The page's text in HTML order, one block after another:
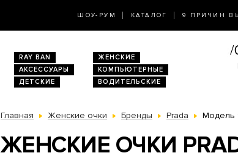
ШОУ-РУМ КАТАЛОГ 9 ПРИЧИН
RAY BAN
ЖЕНСКИЕ
АКСЕССУАРЫ
КОМПЬЮТЕРНЫЕ
ДЕТСКИЕ ВОДИТЕЛЬСКИЕ
Главная Женские очки Бренды Prada Модель
ЖЕНСКИЕ ОЧКИ